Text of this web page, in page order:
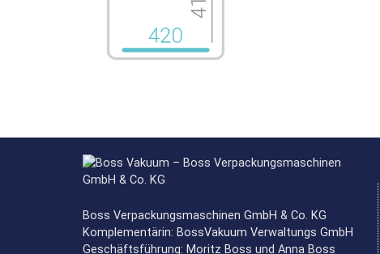
Boss Verpackungsmaschinen GmbH & Co. KG
Komplementärin: BossVakuum Verwaltungs GmbH
Geschäftsführung: Moritz Boss und Anna Boss